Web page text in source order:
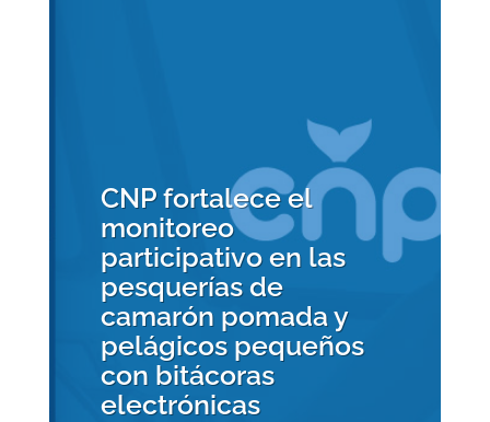
CNP fortalece el
monitoreo
participativo en las
pesquerías de
camarón pomada y
pelágicos pequeños
con bitácoras
electrónicas